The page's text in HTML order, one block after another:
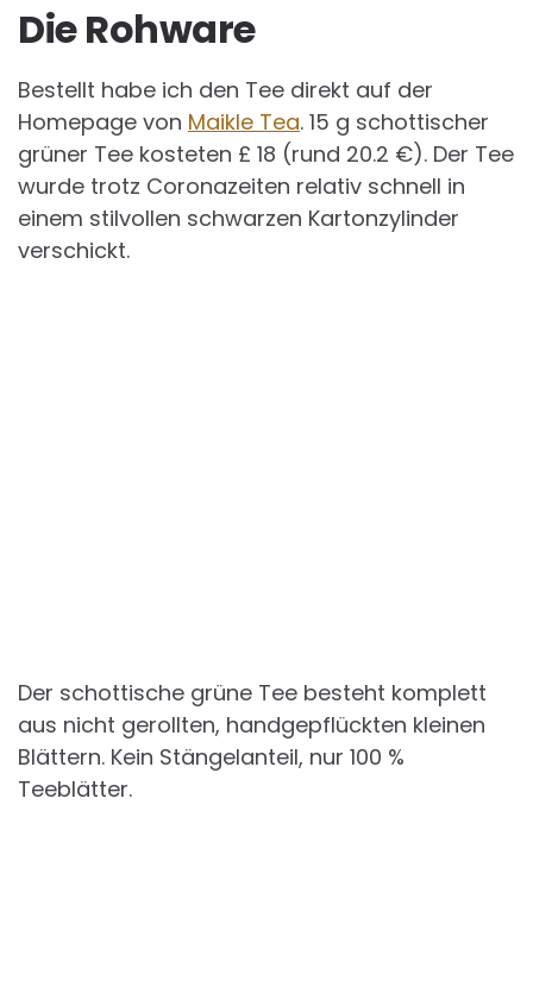
Die Rohware
Bestellt habe ich den Tee direkt auf der
Homepage von Maikle Tea. 15 g schottischer
grüner Tee kosteten £ 18 (rund 20.2 €). Der Tee
wurde trotz Coronazeiten relativ schnell in
einem stilvollen schwarzen Kartonzylinder
verschickt.
Der schottische grüne Tee besteht komplett
aus nicht gerollten, handgepflückten kleinen
Blättern. Kein Stängelanteil, nur 100 %
Teeblätter.